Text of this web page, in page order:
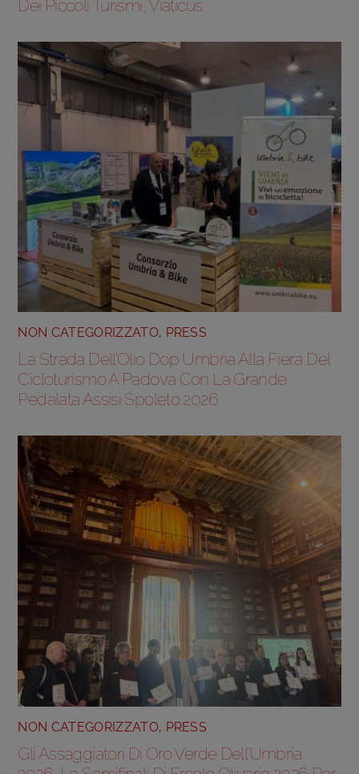
Dei Piccoli Turismi, Viaticus
NON CATEGORIZZATO, PRESS
La Strada Dell’Olio Dop Umbria Alla Fiera Del
Cicloturismo A Padova Con La Grande
Pedalata Assisi Spoleto 2026
NON CATEGORIZZATO, PRESS
Gli Assaggiatori Di Oro Verde Dell’Umbria